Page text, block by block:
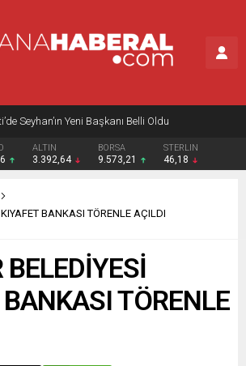
Seyhan’ın Yeni Başkanı Belli Oldu
ALTIN
3.392,64
BORSA
9.573,21
STERLIN
46,18
BANKASI TÖRENLE AÇILDI
BELEDİYESİ
TÖRENLE